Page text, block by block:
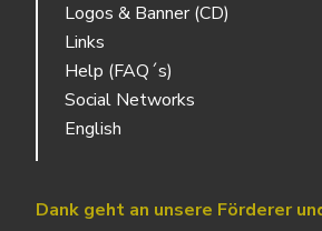
Logos & Banner (CD)
Links
Help (FAQ´s)
Social Networks
English
Dank geht an unsere Förderer